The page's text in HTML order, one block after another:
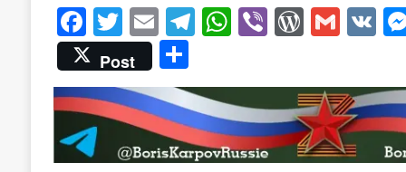
F
a
c
e
b
T
w
it
te
r
E
m
ai
l
T
el
e
gr
a
W
h
at
s
A
Vi
b
er
W
o
r
d
P
G
m
ai
l
V
K
Post
P
a
rt
a